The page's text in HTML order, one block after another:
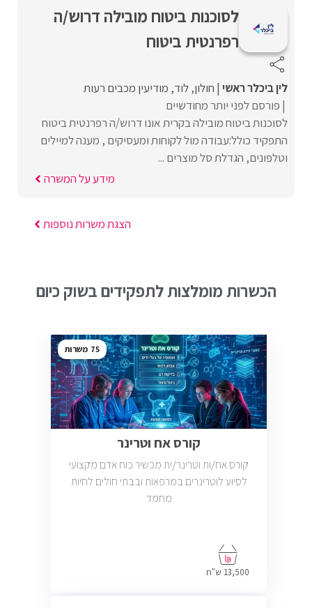
לסוכנות ביטוח מובילה דרוש/ה
רפרנטית ביטוח
לין ביכלר ראשי חולון לוד מודיעין מכבים רעות
פורסם לפני יותר מחודשיים
לסוכנות ביטוח מובילה בקרית אונו דרוש/ה רפרנטית ביטוח
התפקיד כולל:עבודה מול לקוחות ומעסיקים , מענה למיילים
וטלפונים, הגדלת סל מוצרים ...
מידע על המשרה
הצגת משרות נוספות
הכשרות מומלצות לתפקידים בשוק כיום
75
קורס אח וטרינר
קורס אח/ות וטרינר/ית מכשיר כוח אדם מקצועי
לסיוע לוטרינרים במרפאות ובבתי חולים לחיות
מחמד
13,500 ש"ח